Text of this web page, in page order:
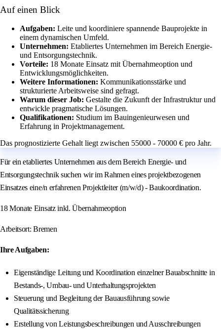
Auf einen Blick
Aufgaben: Leite und koordiniere spannende Bauprojekte in
einem dynamischen Umfeld.
Unternehmen: Etabliertes Unternehmen im Bereich Energie-
und Entsorgungstechnik.
Vorteile: 18 Monate Einsatz mit Übernahmeoption und
Entwicklungsmöglichkeiten.
Weitere Informationen: Kommunikationsstärke und
strukturierte Arbeitsweise sind gefragt.
Warum dieser Job: Gestalte die Zukunft der Infrastruktur und
entwickle pragmatische Lösungen.
Qualifikationen: Studium im Bauingenieurwesen und
Erfahrung in Projektmanagement.
Das prognostizierte Gehalt liegt zwischen 55000 - 70000 € pro Jahr.
Für ein etabliertes Unternehmen aus dem Bereich Energie- und
Entsorgungstechnik suchen wir im Rahmen eines projektbezogenen
Einsatzes eine/n erfahrenen Projektleiter (m/w/d) - Baukoordination.
18 Monate Einsatz inkl. Übernahmeoption
Arbeitsort: Bremen
Ihre Aufgaben:
Eigenständige Leitung und Koordination einzelner Bauabschnitte in
Bestands-, Umbau- und Unterhaltungsprojekten
Steuerung und Begleitung der Bauausführung sowie
Qualitätssicherung
Erstellung von Leistungsbeschreibungen und Ausschreibungen